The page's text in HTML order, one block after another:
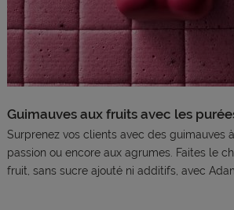
Guimauves aux fruits avec les
Surprenez vos clients avec des guimauves
passion ou encore aux agrumes. Faites le
fruit, sans sucre ajouté ni additifs, avec